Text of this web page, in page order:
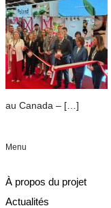
au Canada – […]
Menu
À propos du projet
Actualités